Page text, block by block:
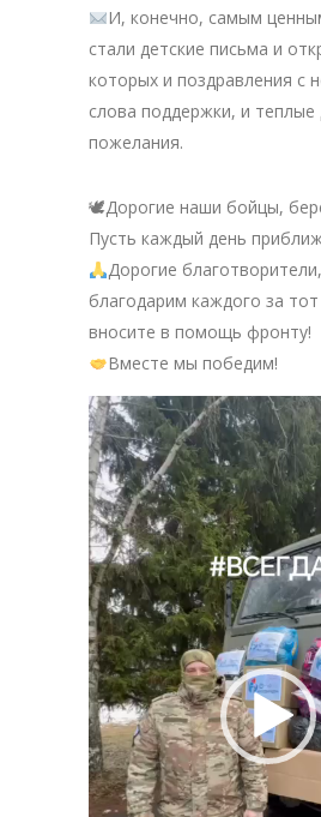
И, конечно, самым
стали детские письма и
которых и поздравления с
слова поддержки, и
пожелания.
🕊Дорогие наши бойцы,
Пусть каждый день
Дорогие
благодарим каждого за
вносите в помощь фронту!
Вместе мы победим!
Видеоплеер